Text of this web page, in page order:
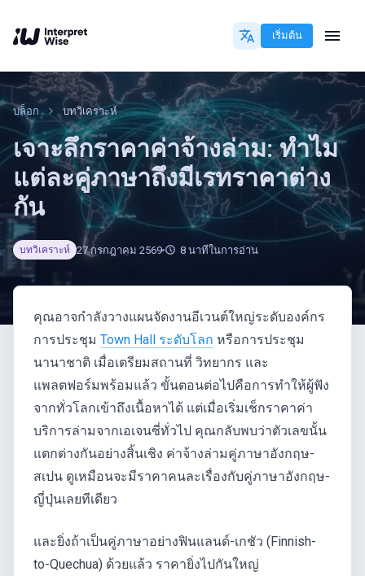
เริ่มต้น
บล็อก บทวิเคราะห์
เจาะลึกราคาค่าจ้างล่าม: ทำไม
แต่ละคู่ภาษาถึงมีเรทราคาต่าง
กัน
บทวิเคราะห์ 27 กรกฎาคม 2569 8 นาทีในการอ่าน
คุณอาจกำลังวางแผนจัดงานอีเวนต์ใหญ่ระดับองค์กร
การประชุม Town Hall ระดับโลก หรือการประชุม
นานาชาติ เมื่อเตรียมสถานที่ วิทยากร และ
แพลตฟอร์มพร้อมแล้ว ขั้นตอนต่อไปคือการทำให้ผู้ฟัง
จากทั่วโลกเข้าถึงเนื้อหาได้ แต่เมื่อเริ่มเช็กราคาค่า
บริการล่ามจากเอเจนซี่ทั่วไป คุณกลับพบว่าตัวเลขนั้น
แตกต่างกันอย่างสิ้นเชิง ค่าจ้างล่ามคู่ภาษาอังกฤษ-
สเปน ดูเหมือนจะมีราคาคนละเรื่องกับคู่ภาษาอังกฤษ-
ญี่ปุ่นเลยทีเดียว
และยิ่งถ้าเป็นคู่ภาษาอย่างฟินแลนด์-เกชัว (Finnish-
to-Quechua) ด้วยแล้ว ราคายิ่งไปกันใหญ่